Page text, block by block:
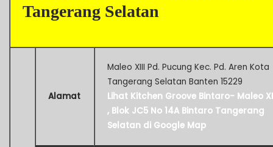
Tangerang Selatan
Alamat
Maleo XIII Pd. Pucung Kec. Pd. Aren Kota
Tangerang Selatan Banten 15229
Lihat Kitchen Groove Bintaro- Maleo
, Blok JC5 No 14A Bintaro Tangerang
Selatan di Google Map